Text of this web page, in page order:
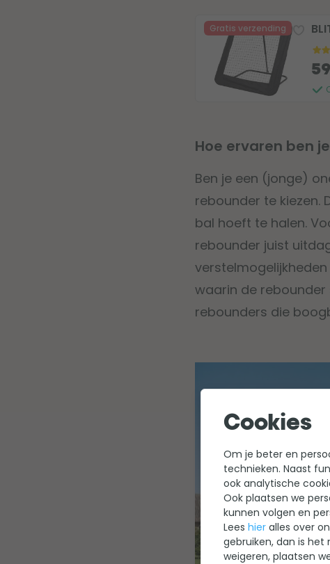
Gratis verzending
Hoe ervaren ben
Ben je een (jonge)
rebounder te kiezen.
bal hoeft te halen.
rebounder juist
waarin de rebounder
rebounders die
Cookies
Om je beter en
technieken. Naast
ook analytische
Ook plaatsen we
kunnen volgen en
Lees hier alles over
gebruiken, dan is
weigeren, plaatsen